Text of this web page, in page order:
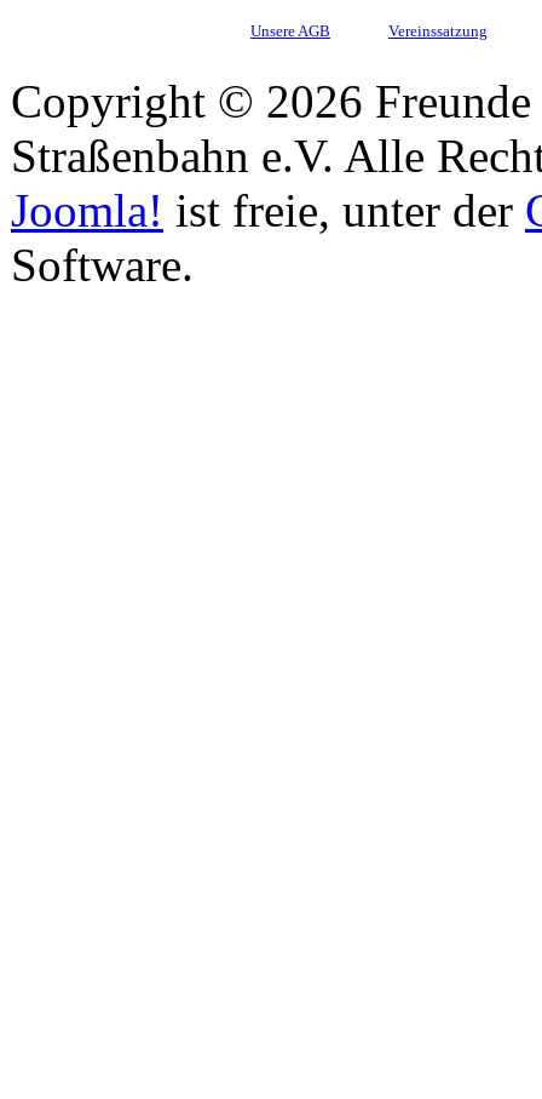
Unsere AGB Vereinssatzung
Copyright © 2026
Straßenbahn e.V. Alle
Joomla! ist freie, unter der
Software.